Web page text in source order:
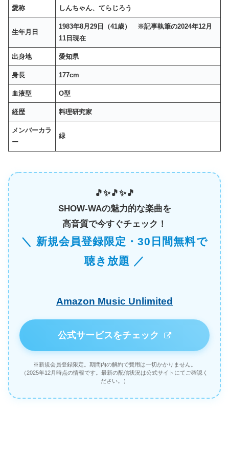
愛称 しんちゃん、てらじろう
生年月日
1983年8月29日（41歳） ※記事執筆の2024年12月
11日現在
出身地 愛知県
身長 177cm
血液型 O型
経歴 料理研究家
メンバーカラ
ー
緑
🎵✨🎵✨🎵
SHOW-WAの魅力的な楽曲を
高音質で今すぐチェック！
＼ 新規会員登録限定・30日間無料で
聴き放題 ／
Amazon Music Unlimited
公式サービスをチェック
※新規会員登録限定。期間内の解約で費用は一切かかりません。
（2025年12月時点の情報です。最新の配信状況は公式サイトにてご確認く
ださい。）